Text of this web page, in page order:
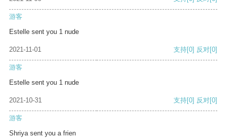
游客
Estelle sent you 1 nude
2021-11-01 支持[0] 反对[0]
游客
Estelle sent you 1 nude
2021-10-31 支持[0] 反对[0]
游客
Shriya sent you a frien